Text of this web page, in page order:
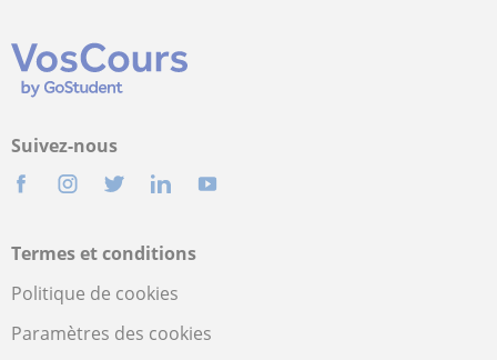
Suivez-nous
Termes et conditions
Politique de cookies
Paramètres des cookies